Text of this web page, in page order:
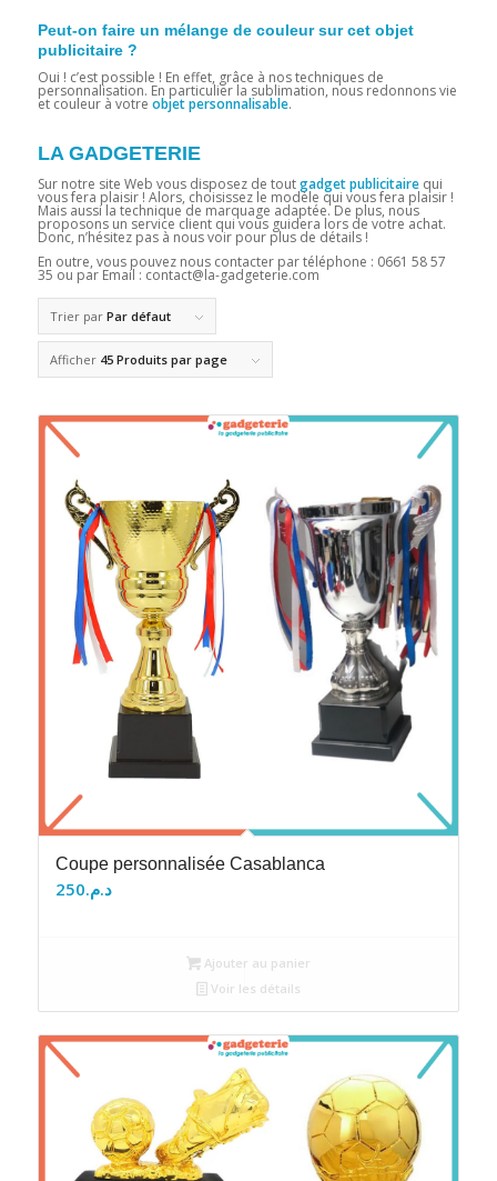
Peut-on faire un mélange de couleur sur cet objet
publicitaire ?
Oui ! c’est possible ! En effet, grâce à nos techniques de
personnalisation. En particulier la sublimation, nous redonnons vie
et couleur à votre objet personnalisable.
LA GADGETERIE
Sur notre site Web vous disposez de toutgadget publicitairequi
vous fera plaisir ! Alors, choisissez le modèle qui vous fera plaisir !
Mais aussi la technique de marquage adaptée. De plus, nous
proposons un service client qui vous guidera lors de votre achat.
Donc, n’hésitez pas à nous voir pour plus de détails !
En outre, vous pouvez nous contacter par téléphone : 0661 58 57
35 ou par Email : contact@la-gadgeterie.com
Trier par Par défaut
Afficher 45 Produits par page
Coupe personnalisée Casablanca
د.م.250
Ajouter au panier
Voir les détails